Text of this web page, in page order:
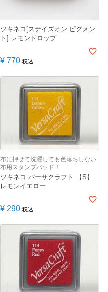
ツキネコ[ステイズオン ピグメン
ト] レモンドロップ
¥ 770 税込
布に押せて洗濯しても色落ちしない
布用スタンプパッド！
ツキネコ バーサクラフト 【S】
レモンイエロー
¥ 290 税込